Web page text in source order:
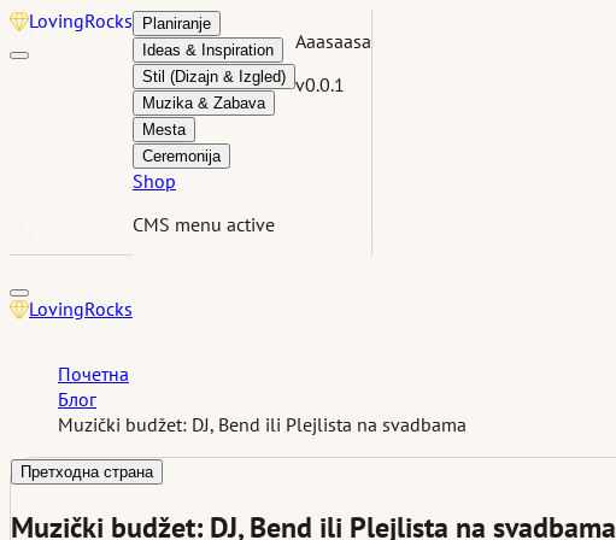
LovingRocks
Planiranje
Ideas & Inspiration
Stil (Dizajn & Izgled)
Muzika & Zabava
Mesta
Ceremonija
Shop
CMS menu active
Aaasaasa
v0.0.1
LovingRocks
Почетна
Блог
Muzički budžet: DJ, Bend ili Plejlista na svadbama
Претходна страна
Muzički budžet: DJ, Bend ili Plejlista na svadbama